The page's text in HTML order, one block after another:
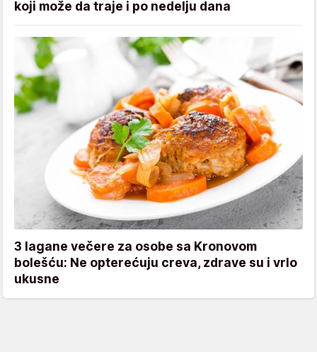
koji može da traje i po nedelju dana
3 lagane večere za osobe sa Kronovom
bolešću: Ne opterećuju creva, zdrave su i vrlo
ukusne